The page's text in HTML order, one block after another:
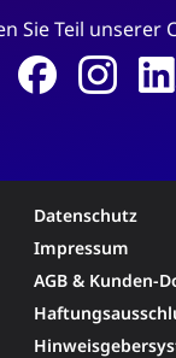
Sie Teil unserer
Datenschutz
Impressum
AGB & Kunden-